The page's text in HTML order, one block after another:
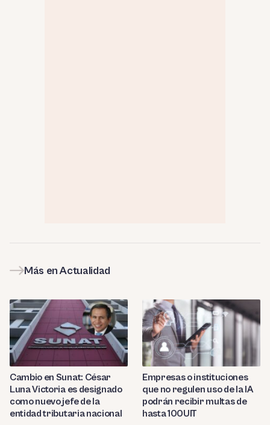
Más en Actualidad
Cambio en Sunat: César
Luna Victoria es designado
como nuevo jefe de la
entidad tributaria nacional
Empresas o instituciones
que no regulen uso de la IA
podrán recibir multas de
hasta 100UIT